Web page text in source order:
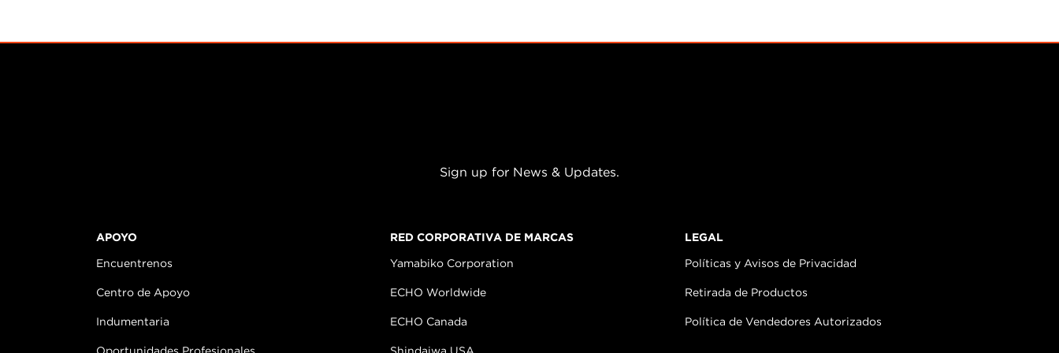
Sign up for News & Updates.
APOYO
Encuentrenos
Centro de Apoyo
Indumentaria
RED CORPORATIVA DE MARCAS
Yamabiko Corporation
ECHO Worldwide
ECHO Canada
LEGAL
Políticas y Avisos de Privacidad
Retirada de Productos
Política de Vendedores Autorizados